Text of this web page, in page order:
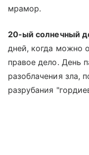
мрамор.
20-ый солнечный
дней, когда можно
правое дело. День
разоблачения зла,
разрубания